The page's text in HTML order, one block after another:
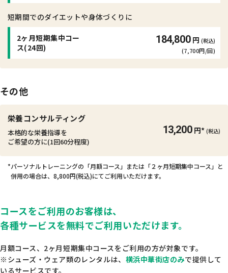
短期間でのダイエットや身体づくりに
2ヶ月短期集中コー
ス(24回)
184,800 円 (税込)
(7,700円/回)
その他
栄養コンサルティング
本格的な栄養指導を
ご希望の方に(1回60分程度)
13,200 円* (税込)
*パーソナルトレーニングの「月額コース」または「２ヶ月短期集中コース」と
併用の場合は、 8,800円(税込)にてご利用いただけます。
コースをご利用のお客様は、
各種サービスを無料でご利用いただけます。
月額コース、2ヶ月短期集中コースをご利用の方が対象です。
※シューズ・ウェア類のレンタルは、 横浜中華街店のみで提供して
いるサービスです。